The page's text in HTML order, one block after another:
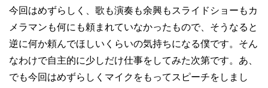
今回はめずらしく、歌も演奏も余興もスライドショーもカ
メラマンも何にも頼まれていなかったもので、そうなると
逆に何か頼んでほしいくらいの気持ちになる僕です。そん
なわけで自主的に少しだけ仕事をしてみた次第です。あ、
でも今回はめずらしくマイクをもってスピーチをしまし